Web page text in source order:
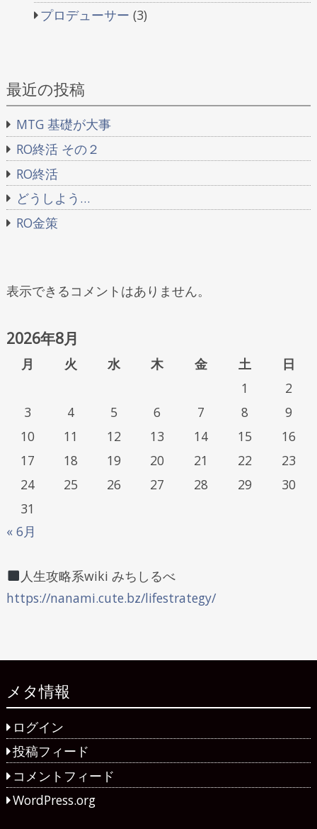
プロデューサー (3)
最近の投稿
MTG 基礎が大事
RO終活 その２
RO終活
どうしよう…
RO金策
表示できるコメントはありません。
2026年8月
月 火 水 木 金 土
日
1
2
3
4 5 6 7 8
9
10
11 12 13 14 15
16
17
18 19 20 21 22
23
24
25 26 27 28 29
30
31
« 6月
人生攻略系wiki みちしるべ
https://nanami.cute.bz/lifestrategy/
メタ情報
ログイン
投稿フィード
コメントフィード
WordPress.org